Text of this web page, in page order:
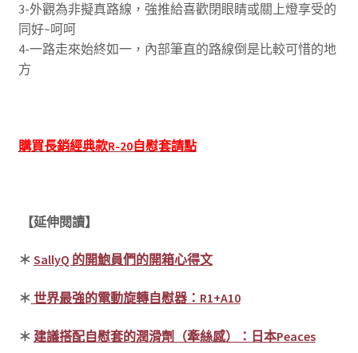
3-外觀為非擬真路線，強推給喜歡閉眼睛或關上燈享受的
同好~呵呵
4-一路走來始終如一，內部筆直的路線倒是比較可惜的地
方
購買長銷經典款R-20自慰套請點
【延伸閱讀】
＊ SallyQ 的開鮑員們的開箱心得文
＊ 世界最強的電動旋轉自慰器：R1+A10
＊ 建議搭配自慰套的潤滑劑（牽絲感）：日本Peaces